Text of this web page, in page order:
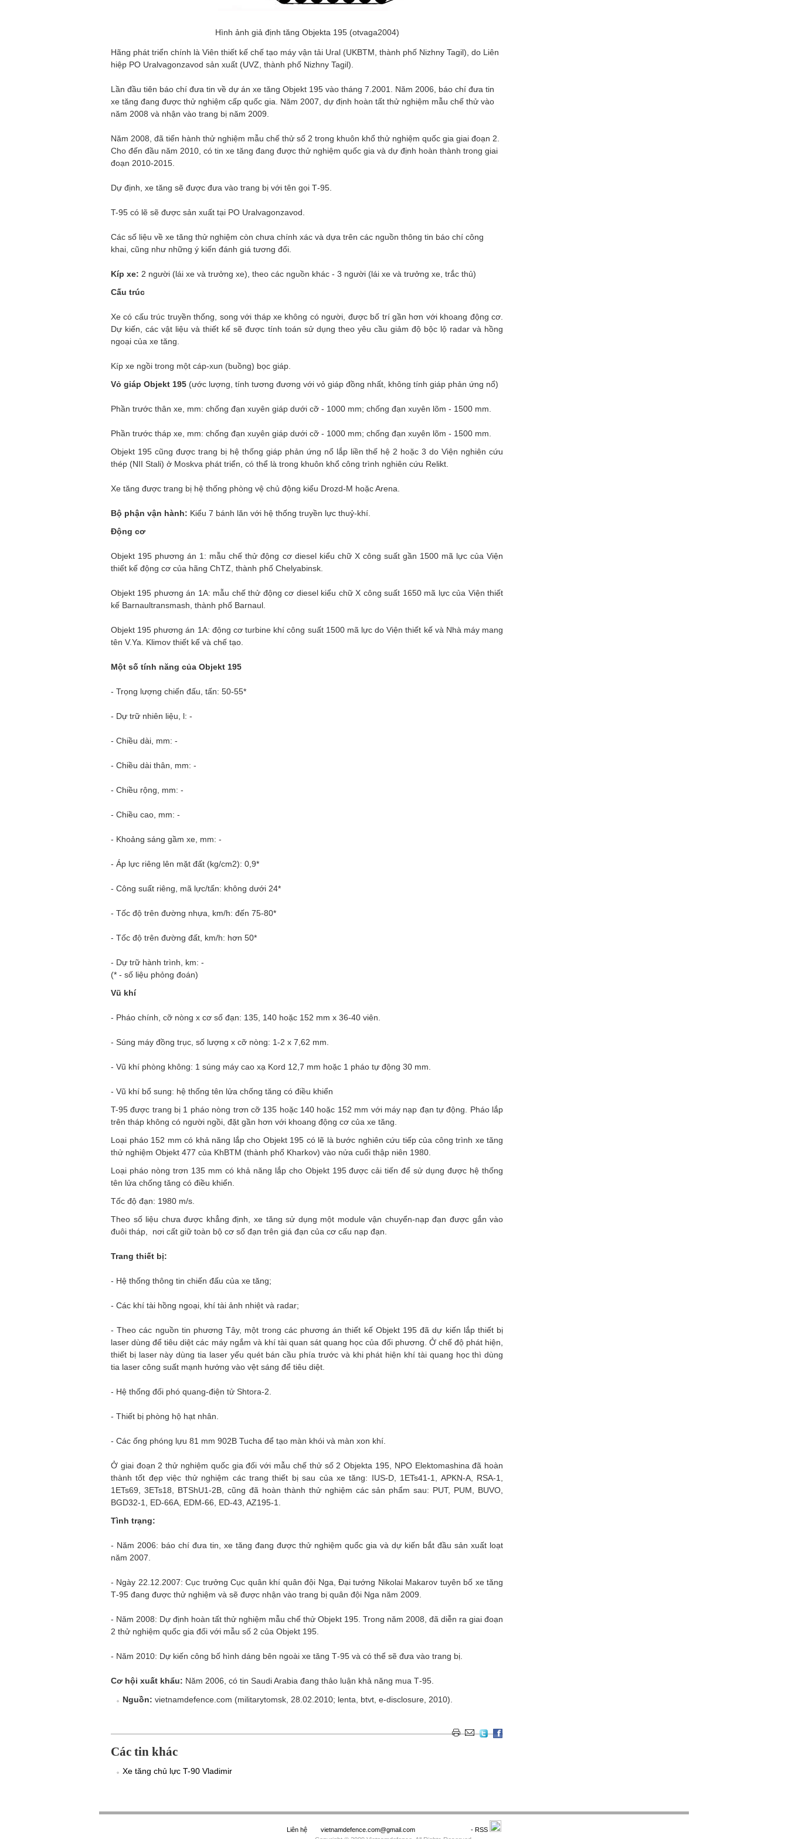
Hình ảnh giả định tăng Objektа 195 (otvaga2004)
Hãng phát triển chính là Viên thiết kế chế tạo máy vận tải Ural (UKBTM, thành phố Nizhny Tagil), do Liên
hiệp PO Uralvagonzavod sản xuất (UVZ, thành phố Nizhny Tagil).
Lần đầu tiên báo chí đưa tin về dự án xe tăng Objekt 195 vào tháng 7.2001. Năm 2006, báo chí đưa tin
xe tăng đang được thử nghiệm cấp quốc gia. Năm 2007, dự định hoàn tất thử nghiệm mẫu chế thử vào
năm 2008 và nhận vào trang bị năm 2009.
Năm 2008, đã tiến hành thử nghiệm mẫu chế thử số 2 trong khuôn khổ thử nghiệm quốc gia giai đoạn 2.
Cho đến đầu năm 2010, có tin xe tăng đang được thử nghiệm quốc gia và dự định hoàn thành trong giai
đoạn 2010-2015.
Dự định, xe tăng sẽ được đưa vào trang bị với tên gọi Т-95.
T-95 có lẽ sẽ được sản xuất tại PO Uralvagonzavod.
Các số liệu về xe tăng thử nghiệm còn chưa chính xác và dựa trên các nguồn thông tin báo chí công
khai, cũng như những ý kiến đánh giá tương đối.
Kíp xe: 2 người (lái xe và trưởng xe), theo các nguồn khác - 3 người (lái xe và trưởng xe, trắc thủ)
Cấu trúc
Xe có cấu trúc truyền thống, song với tháp xe không có người, được bố trí gần hơn với khoang động cơ.
Dự kiến, các vật liệu và thiết kế sẽ được tính toán sử dụng theo yêu cầu giảm độ bộc lộ radar và hồng
ngoại của xe tăng.
Kíp xe ngồi trong một cáp-xun (buồng) bọc giáp.
Vỏ giáp Objekt 195 (ước lượng, tính tương đương với vỏ giáp đồng nhất, không tính giáp phản ứng nổ)
Phần trước thân xe, mm: chống đạn xuyên giáp dưới cỡ - 1000 mm; chống đạn xuyên lõm - 1500 mm.
Phần trước tháp xe, mm: chống đạn xuyên giáp dưới cỡ - 1000 mm; chống đạn xuyên lõm - 1500 mm.
Objekt 195 cũng được trang bị hệ thống giáp phản ứng nổ lắp liền thế hệ 2 hoặc 3 do Viện nghiên cứu
thép (NII Stali) ở Moskva phát triển, có thể là trong khuôn khổ công trình nghiên cứu Relikt.
Xe tăng được trang bị hệ thống phòng vệ chủ động kiểu Drozd-M hoặc Arena.
Bộ phận vận hành: Kiểu 7 bánh lăn với hệ thống truyền lực thuỷ-khí.
Động cơ
Objekt 195 phương án 1: mẫu chế thử động cơ diesel kiểu chữ Х công suất gần 1500 mã lực của Viện
thiết kế động cơ của hãng ChTZ, thành phố Chelyabinsk.
Objekt 195 phương án 1A: mẫu chế thử động cơ diesel kiểu chữ Х công suất 1650 mã lực của Viện thiết
kế Barnaultransmash, thành phố Barnaul.
Objekt 195 phương án 1A: động cơ turbine khí công suất 1500 mã lực do Viện thiết kế và Nhà máy mang
tên V.Ya. Klimov thiết kế và chế tạo.
Một số tính năng của Objekt 195
- Trọng lượng chiến đấu, tấn: 50-55*
- Dự trữ nhiên liệu, l: -
- Chiều dài, mm: -
- Chiều dài thân, mm: -
- Chiều rộng, mm: -
- Chiều cao, mm: -
- Khoảng sáng gầm xe, mm: -
- Áp lực riêng lên mặt đất (kg/cm2): 0,9*
- Công suất riêng, mã lực/tấn: không dưới 24*
- Tốc độ trên đường nhựa, km/h: đến 75-80*
- Tốc độ trên đường đất, km/h: hơn 50*
- Dự trữ hành trình, km: -
(* - số liệu phỏng đoán)
Vũ khí
- Pháo chính, cỡ nòng x cơ số đạn: 135, 140 hoặc 152 mm x 36-40 viên.
- Súng máy đồng trục, số lượng x cỡ nòng: 1-2 x 7,62 mm.
- Vũ khí phòng không: 1 súng máy cao xạ Kord 12,7 mm hoặc 1 pháo tự động 30 mm.
- Vũ khí bổ sung: hệ thống tên lửa chống tăng có điều khiển
T-95 được trang bị 1 pháo nòng trơn cỡ 135 hoặc 140 hoặc 152 mm với máy nạp đạn tự động. Pháo lắp
trên tháp không có người ngồi, đặt gần hơn với khoang động cơ của xe tăng.
Loại pháo 152 mm có khả năng lắp cho Objekt 195 có lẽ là bước nghiên cứu tiếp của công trình xe tăng
thử nghiệm Objekt 477 của KhBTM (thành phố Kharkov) vào nửa cuối thập niên 1980.
Loại pháo nòng trơn 135 mm có khả năng lắp cho Objekt 195 được cải tiến để sử dụng được hệ thống
tên lửa chống tăng có điều khiển.
Tốc độ đạn: 1980 m/s.
Theo số liệu chưa được khẳng định, xe tăng sử dụng một module vận chuyển-nạp đạn được gắn vào
đuôi tháp, nơi cất giữ toàn bộ cơ số đạn trên giá đạn của cơ cấu nạp đạn.
Trang thiết bị:
- Hệ thống thông tin chiến đấu của xe tăng;
- Các khí tài hồng ngoại, khí tài ảnh nhiệt và radar;
- Theo các nguồn tin phương Tây, một trong các phương án thiết kế Objekt 195 đã dự kiến lắp thiết bị
laser dùng để tiêu diệt các máy ngắm và khí tài quan sát quang học của đối phương. Ở chế độ phát hiện,
thiết bị laser này dùng tia laser yếu quét bán cầu phía trước và khi phát hiện khí tài quang học thì dùng
tia laser công suất mạnh hướng vào vệt sáng để tiêu diệt.
- Hệ thống đối phó quang-điện tử Shtora-2.
- Thiết bị phòng hộ hạt nhân.
- Các ống phóng lựu 81 mm 902B Tucha để tạo màn khói và màn xon khí.
Ở giai đoạn 2 thử nghiệm quốc gia đối với mẫu chế thử số 2 Objektа 195, NPO Elektomashina đã hoàn
thành tốt đẹp việc thử nghiệm các trang thiết bị sau của xe tăng: IUS-D, 1ETs41-1, APKN-А, RSA-1,
1ETs69, 3ETs18, BTShU1-2B, cũng đã hoàn thành thử nghiệm các sản phẩm sau: PUT, PUM, BUVO,
BGD32-1, ED-66А, EDM-66, ED-43, AZ195-1.
Tình trạng:
- Năm 2006: báo chí đưa tin, xe tăng đang được thử nghiệm quốc gia và dự kiến bắt đầu sản xuất loạt
năm 2007.
- Ngày 22.12.2007: Cục trưởng Cục quân khí quân đội Nga, Đại tướng Nikolai Makarov tuyên bố xe tăng
Т-95 đang được thử nghiệm và sẽ được nhận vào trang bị quân đội Nga năm 2009.
- Năm 2008: Dự định hoàn tất thử nghiệm mẫu chế thử Objekt 195. Trong năm 2008, đã diễn ra giai đoạn
2 thử nghiệm quốc gia đối với mẫu số 2 của Objekt 195.
- Năm 2010: Dự kiến công bố hình dáng bên ngoài xe tăng Т-95 và có thể sẽ đưa vào trang bị.
Cơ hội xuất khẩu: Năm 2006, có tin Saudi Arabia đang thảo luận khả năng mua Т-95.
Nguồn: vietnamdefence.com (militarytomsk, 28.02.2010; lenta, btvt, e-disclosure, 2010).
Các tin khác
Xe tăng chủ lực T-90 Vladimir
Liên hệ vietnamdefence.com@gmail.com
- RSS